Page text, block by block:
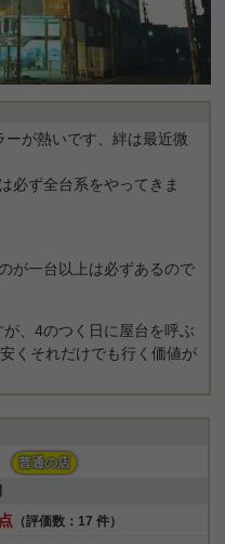
が熱いです、絆は最近微
必ず全台系をやってきま
が一台以上は必ずあるので
、4のつく日に屋台を呼ぶ
くそれだけでも行く価値が
普通の店
（評価数：17 件）